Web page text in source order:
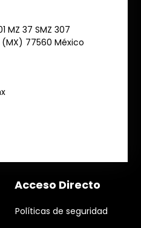
MZ 37 SMZ 307
77560 México
Acceso Directo
Políticas de seguridad